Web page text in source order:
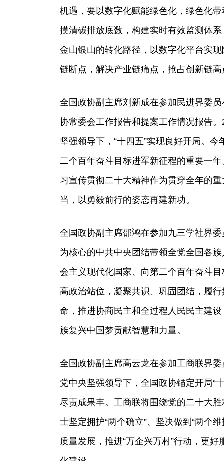
机遇，要以数字化赋能绿色化，绿色化
摸清碳排放底数，构建实时有效监测体
金山银山的转化路径，以数字化平台实
链断点，解决产业链痛点，抢占创新链高
全国政协副主席刘新成在参加民进界委
协常委会工作报告和提案工作情况报告
坚强领导下，“十四五”实现良好开局。
二个百年奋斗目标进军新征程的重要一
习宣传贯彻二十大精神作为贯穿全年的
当，以勇毅前行的姿态再建新功。
全国政协副主席邵鸿在参加九三学社界
为核心的中共中央团结带领全党全国各
会主义现代化国家、向第二个百年奋斗
高政治站位，凝聚共识、巩固团结，履
命，推进协商民主和全过程人民民主建
族复兴中国梦贡献智慧和力量。
全国政协副主席高云龙在参加工商联界
党中央坚强领导下，全国政协锚定开局“
尽责成果丰。工商联将围绕党的二十大
士坚定拥护“两个确立”、坚决做到“两个
质量发展，推进“万企兴万村”行动，更